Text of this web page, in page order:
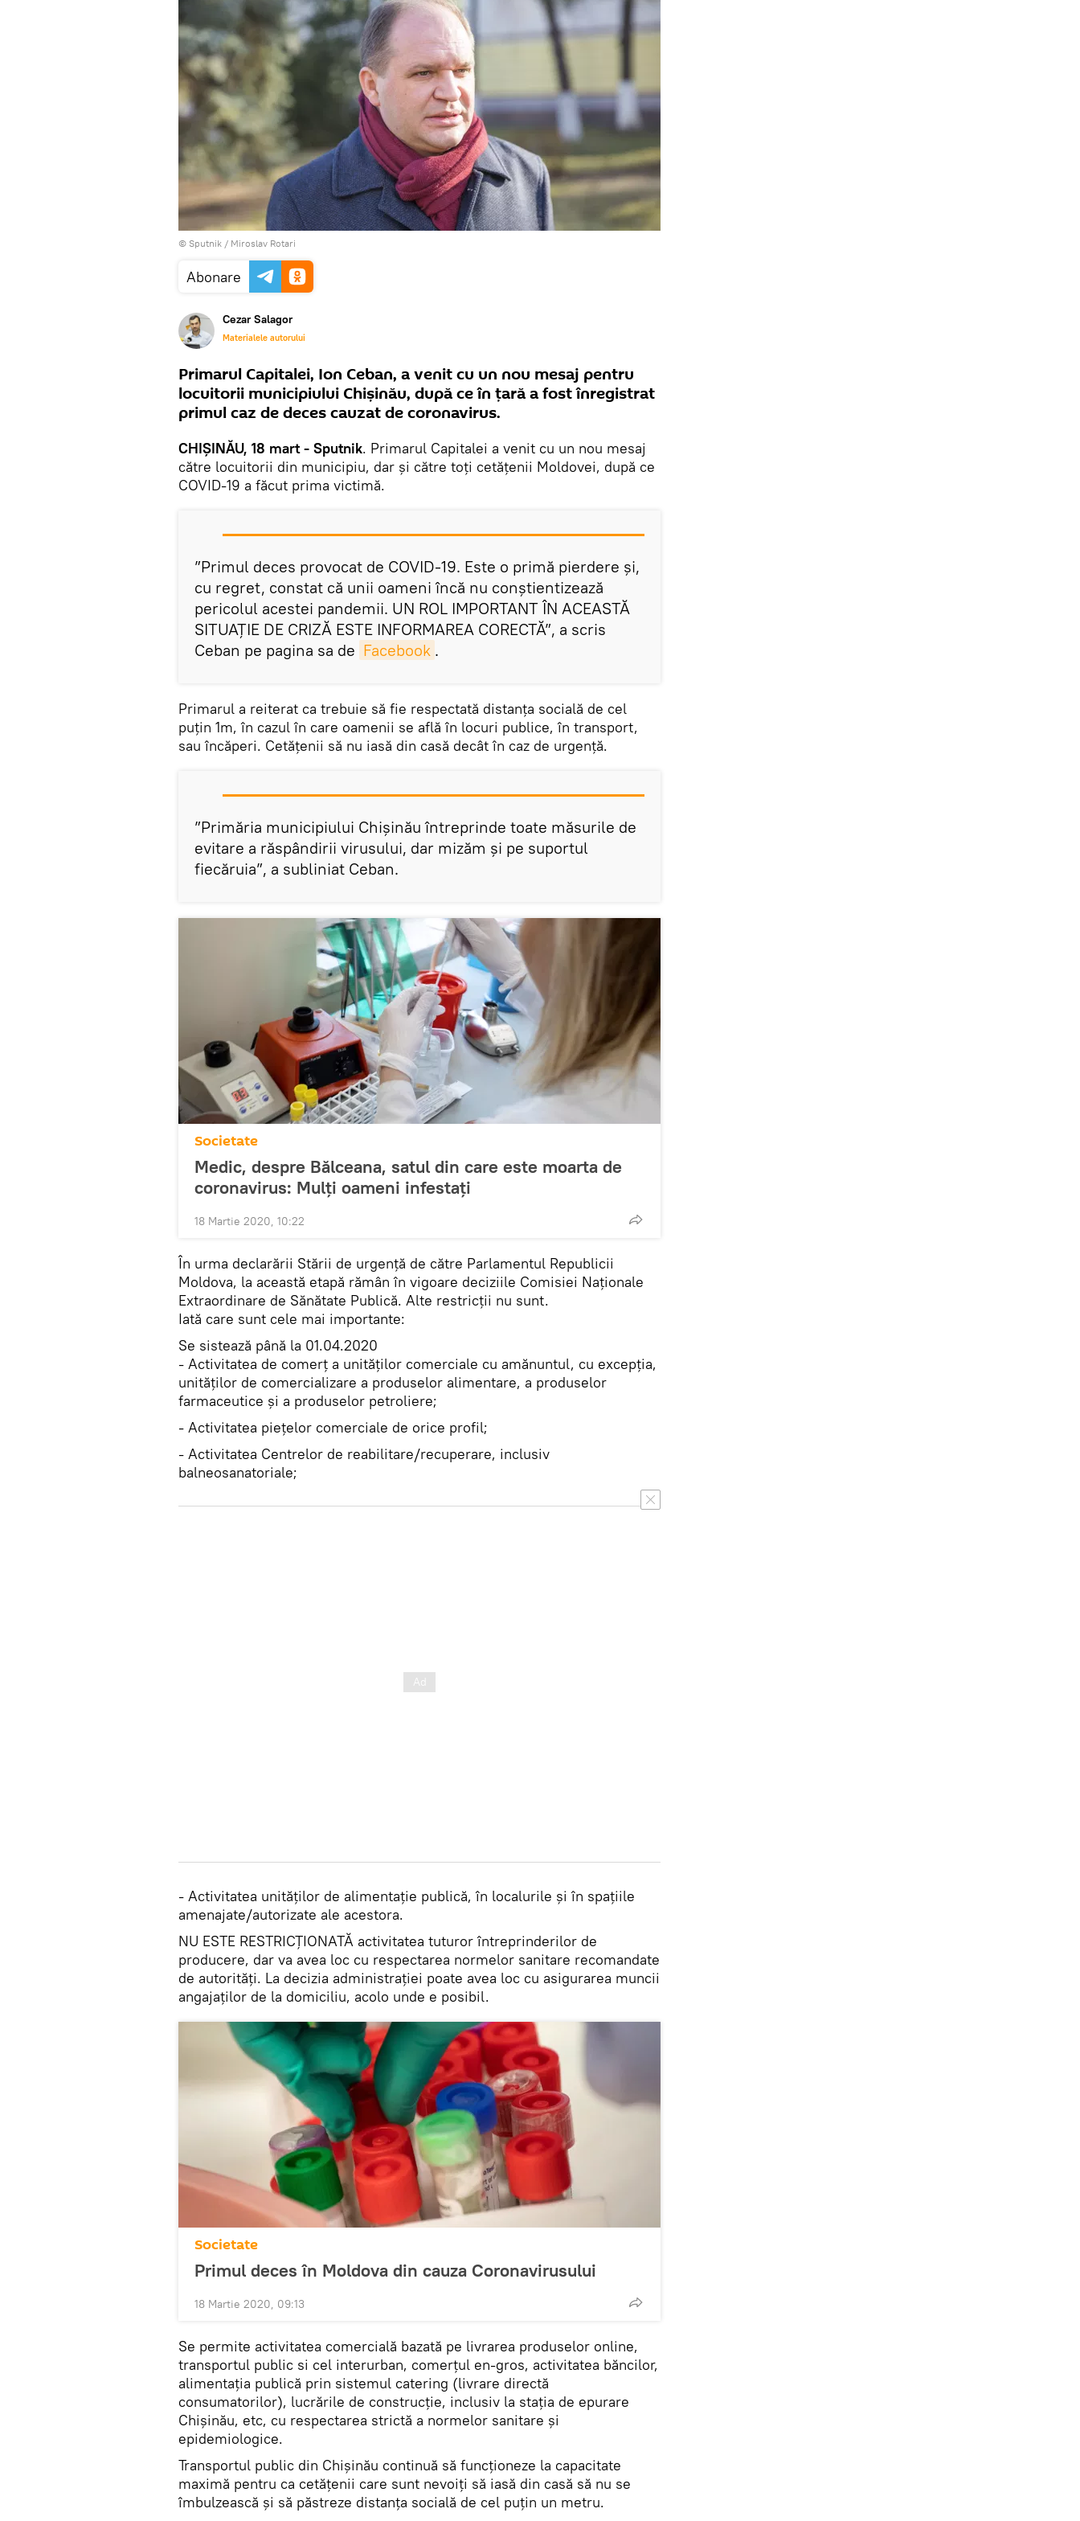
© Sputnik / Miroslav Rotari
Abonare
Cezar Salagor
Materialele autorului
Primarul Capitalei, Ion Ceban, a venit cu un nou mesaj pentru
locuitorii municipiului Chișinău, după ce în țară a fost înregistrat
primul caz de deces cauzat de coronavirus.
CHIȘINĂU, 18 mart - Sputnik. Primarul Capitalei a venit cu un nou mesaj
către locuitorii din municipiu, dar și către toți cetățenii Moldovei, după ce
COVID-19 a făcut prima victimă.
”Primul deces provocat de COVID-19. Este o primă pierdere și,
cu regret, constat că unii oameni încă nu conștientizează
pericolul acestei pandemii. UN ROL IMPORTANT ÎN ACEASTĂ
SITUAȚIE DE CRIZĂ ESTE INFORMAREA CORECTĂ”, a scris
Ceban pe pagina sa de Facebook .
Primarul a reiterat ca trebuie să fie respectată distanța socială de cel
puțin 1m, în cazul în care oamenii se află în locuri publice, în transport,
sau încăperi. Cetățenii să nu iasă din casă decât în caz de urgență.
”Primăria municipiului Chișinău întreprinde toate măsurile de
evitare a răspândirii virusului, dar mizăm și pe suportul
fiecăruia”, a subliniat Ceban.
Societate
Medic, despre Bălceana, satul din care este moarta de
coronavirus: Mulți oameni infestați
18 Martie 2020, 10:22
În urma declarării Stării de urgență de către Parlamentul Republicii
Moldova, la această etapă rămân în vigoare deciziile Comisiei Naționale
Extraordinare de Sănătate Publică. Alte restricții nu sunt.
Iată care sunt cele mai importante:
Se sistează până la 01.04.2020
- Activitatea de comerț a unităților comerciale cu amănuntul, cu excepția,
unităților de comercializare a produselor alimentare, a produselor
farmaceutice și a produselor petroliere;
- Activitatea piețelor comerciale de orice profil;
- Activitatea Centrelor de reabilitare/recuperare, inclusiv
balneosanatoriale;
- Activitatea unităților de alimentație publică, în localurile și în spațiile
amenajate/autorizate ale acestora.
NU ESTE RESTRICȚIONATĂ activitatea tuturor întreprinderilor de
producere, dar va avea loc cu respectarea normelor sanitare recomandate
de autorități. La decizia administrației poate avea loc cu asigurarea muncii
angajaților de la domiciliu, acolo unde e posibil.
Societate
Primul deces în Moldova din cauza Coronavirusului
18 Martie 2020, 09:13
Se permite activitatea comercială bazată pe livrarea produselor online,
transportul public si cel interurban, comerțul en-gros, activitatea băncilor,
alimentația publică prin sistemul catering (livrare directă
consumatorilor), lucrările de construcție, inclusiv la stația de epurare
Chișinău, etc, cu respectarea strictă a normelor sanitare și
epidemiologice.
Transportul public din Chișinău continuă să funcționeze la capacitate
maximă pentru ca cetățenii care sunt nevoiți să iasă din casă să nu se
îmbulzească și să păstreze distanța socială de cel puțin un metru.